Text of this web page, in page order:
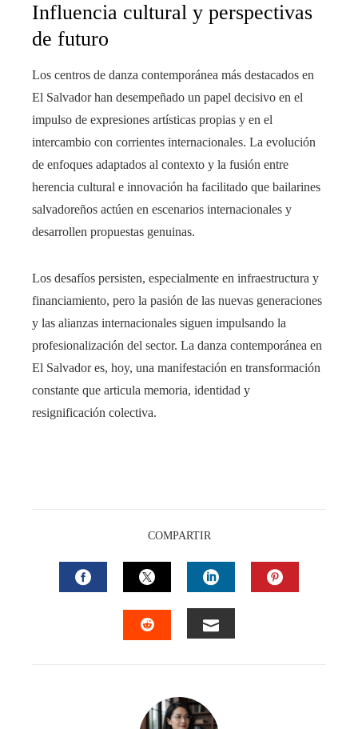
Influencia cultural y perspectivas
de futuro
Los centros de danza contemporánea más destacados en
El Salvador han desempeñado un papel decisivo en el
impulso de expresiones artísticas propias y en el
intercambio con corrientes internacionales. La evolución
de enfoques adaptados al contexto y la fusión entre
herencia cultural e innovación ha facilitado que bailarines
salvadoreños actúen en escenarios internacionales y
desarrollen propuestas genuinas.
Los desafíos persisten, especialmente en infraestructura y
financiamiento, pero la pasión de las nuevas generaciones
y las alianzas internacionales siguen impulsando la
profesionalización del sector. La danza contemporánea en
El Salvador es, hoy, una manifestación en transformación
constante que articula memoria, identidad y
resignificación colectiva.
COMPARTIR
FACEBOOKTWITTERLINKEDIN